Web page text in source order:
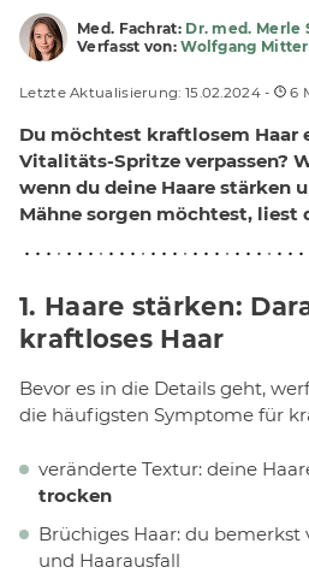
Med. Fachrat: Dr. med. Merle
Verfasst von:Wolfgang
Letzte Aktualisierung: 15.02.2024 - 6
Du möchtest kraftlosem Haar
Vitalitäts-Spritze verpassen?
wenn du deine Haare stärken
Mähne sorgen möchtest, liest
1. Haare stärken:
kraftloses Haar
Bevor es in die Details geht,
die häufigsten Symptome für
veränderte Textur: deine
trocken
Brüchiges Haar: du bemerkst
und Haarausfall